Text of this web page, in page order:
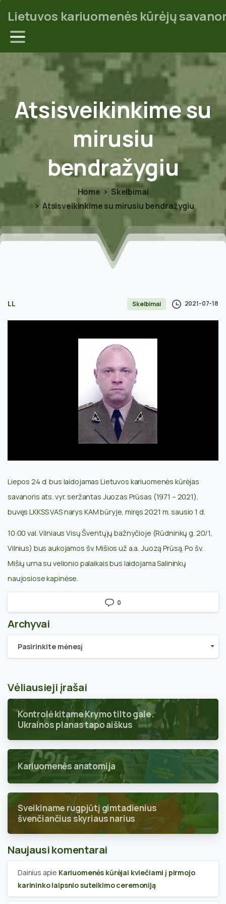
Lietuvos kariuomenės kūrėjų
Atsisveikinkimesu
mirusiu
bendražygiu
Home
Skelbimai
Atsisveikinkime su mirusiu bendražygiu
LL Skelbimai 2021-07-18
Liepos 24 d. bus laidojamas Lietuvos kariuomenės kūrėjas
savanoris ats. vyr. seržantas Juozas Prūsas (1971 – 2021),
buvęs LKKSS VAS narys KAM būryje, miręs 2021 m. sausio 1 d.
10:00 val. Vilniaus Visų Šventųjų bažnyčioje (Rūdninkų g. 20/1,
Vilnius) bus aukojamos šv. Mišios už a.a. Juozą Prūsą. Po šv.
Mišių urna su velionio palaikais bus laidojama Salininkų
naujosiose kapinėse.
0
Archyvai
Archyvai
Pasirinkite mėnesį
Vėliausieji įrašai
Kontrolė kitame Krymo tilto gale.
Ukrainos planas tapo aiškus
Kariuomenės anatomija
Sveikiname rugpjūtį gimtadienius
švenčiančius skyriaus narius
Naujausi komentarai
Dainius apie Kariuomenės kūrėjai kviečiami į pirmojo
karininko laipsnio suteikimo ceremoniją